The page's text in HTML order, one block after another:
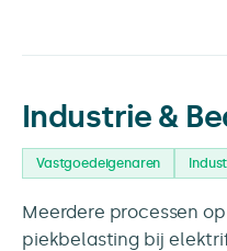
Industrie &
Vastgoedeigenaren
Meerdere processen
piekbelasting bij